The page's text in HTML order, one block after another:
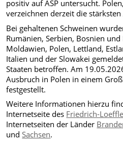
positiv auf ASP untersucht.
verzeichnen derzeit die
Bei gehaltenen Schweinen
Rumänien, Serbien, Bosnien
Moldawien, Polen, Lettland,
Italien und der Slowakei
Staaten betroffen. Am
Ausbruch in Polen in einem
festgestellt.
Weitere Informationen hierzu
Internetseite des Friedrich-
Internetseiten der Länder
undSachsen.